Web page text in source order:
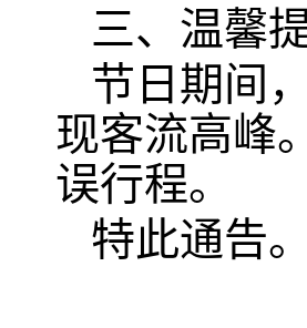
三、温馨
节日期间
现客流高峰
误行程。
特此通告。